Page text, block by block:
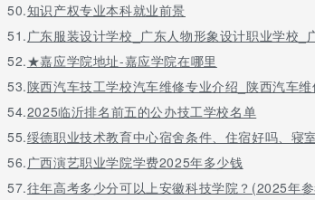
50.知识产权专业本科就业前景
51.广东服装设计学校_广东人物形象设计职业学校_
52.★嘉应学院地址-嘉应学院在哪里
53.陕西汽车技工学校汽车维修专业介绍_陕西汽车维
54.2025临沂排名前五的公办技工学校名单
55.绥德职业技术教育中心宿舍条件、住宿好吗、寝
56.广西演艺职业学院学费2025年多少钱
57.往年高考多少分可以上安徽科技学院？(2025年